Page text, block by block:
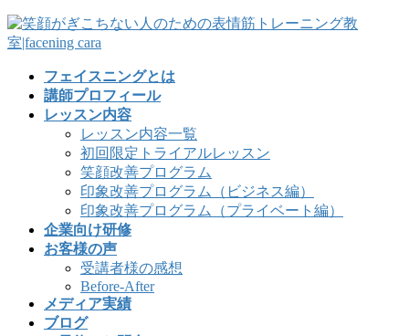
フェイスニングとは
講師プロフィール
レッスン内容
レッスン内容一覧
初回限定トライアルレッスン
笑顔改善プログラム
印象改善プログラム（ビジネス編）
印象改善プログラム（プライベート編）
企業向け研修
お客様の声
受講者様の感想
Before-After
メディア実績
ブログ